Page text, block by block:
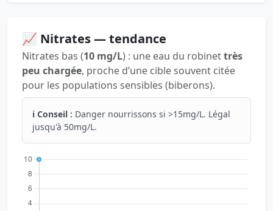
📈 Nitrates — tendance
Nitrates bas (10 mg/L) : une eau du robinettrès
peu chargée, proche d’une cible souvent citée
pour les populations sensibles (biberons).
ℹ️ Conseil : Danger nourrissons si >15mg/L. Légal
jusqu'à 50mg/L.